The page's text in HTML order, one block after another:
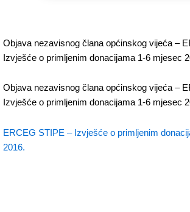
Objava nezavisnog člana općinskog vijeća –
Izvješće o primljenim donacijama 1-6 mjesec
Objava nezavisnog člana općinskog vijeća –
Izvješće o primljenim donacijama 1-6 mjesec
ERCEG STIPE – Izvješće o primljenim
2016.